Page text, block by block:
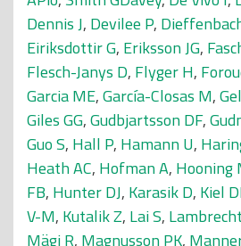
Dennis J, Devilee P,
Eiriksdottir G, Eriksson JG,
Flesch-Janys D, Flyger H,
Garcia ME,García-Closas M,
Giles GG,Gudbjartsson DF,
Guo S, Hall P, Hamann U,
Heath AC, Hofman A, Hooning
FB, Hunter DJ, Karasik D, Kiel
V-M, Kutalik Z, Lai S,
Mägi R, Magnusson PK,